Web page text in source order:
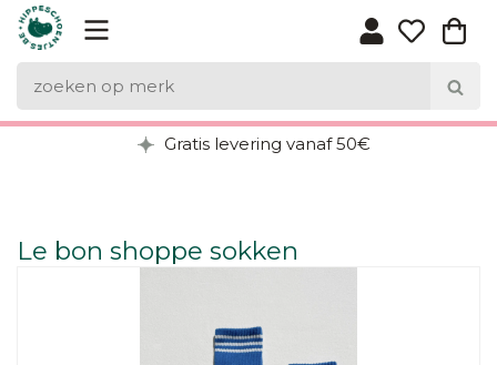
Gratis levering vanaf 50€
Le bon shoppe sokken